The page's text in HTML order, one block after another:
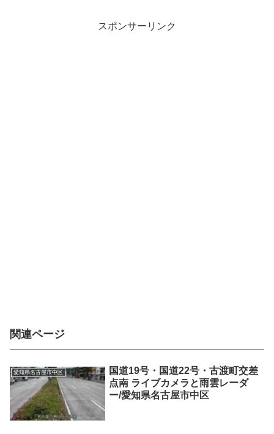
スポンサーリンク
関連ページ
愛知県名古屋市中区
国道19号・国道22号・古渡町交差
点南 ライブカメラと雨雲レーダ
ー/愛知県名古屋市中区